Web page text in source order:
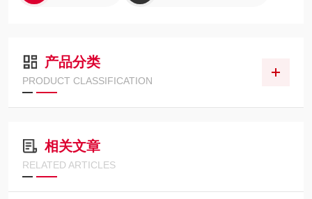
产品分类
PRODUCT CLASSIFICATION
相关文章
RELATED ARTICLES